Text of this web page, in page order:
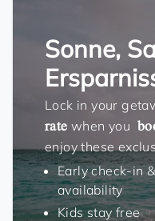
Sonne,
Lock in your
rate when you
enjoy these
Early check-in
availability
Kids stay free